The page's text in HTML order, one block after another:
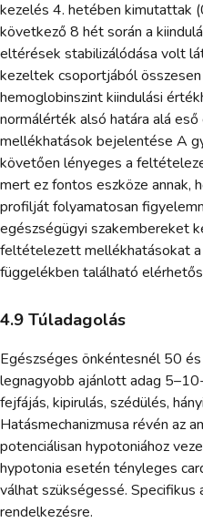
kezelés 4. hetében kimutattak
következő 8 hét során a
eltérések stabilizálódása volt
kezeltek csoportjából
hemoglobinszint kiindulási
normálérték alsó határa alá
mellékhatások bejelentése A
követően lényeges a
mert ez fontos eszköze annak,
profilját folyamatosan
egészségügyi szakembereket
feltételezett mellékhatásokat a
függelékben található
4.9 Túladagolás
Egészséges önkéntesnél 50
legnagyobb ajánlott adag
fejfájás, kipirulás, szédülés,
Hatásmechanizmusa révén az
potenciálisan hypotoniához
hypotonia esetén tényleges
válhat szükségessé. Specifikus
rendelkezésre.